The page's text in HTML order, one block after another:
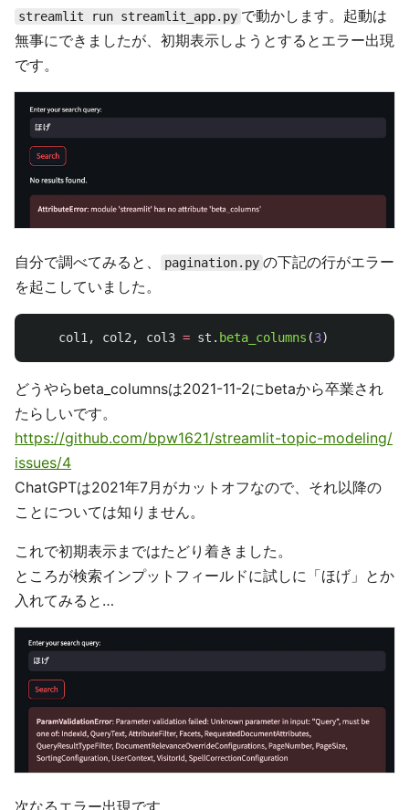
streamlit run streamlit_app.py で動かします。起動は
無事にできましたが、初期表示しようとするとエラー出現
です。
自分で調べてみると、 pagination.py の下記の行がエラー
を起こしていました。
col1 , col2 , col3 = st . beta_columns (3)
どうやらbeta_columnsは2021-11-2にbetaから卒業され
たらしいです。
https://github.com/bpw1621/streamlit-topic-modeling/
issues/4
ChatGPTは2021年7月がカットオフなので、それ以降の
ことについては知りません。
これで初期表示まではたどり着きました。
ところが検索インプットフィールドに試しに「ほげ」とか
入れてみると…
次なるエラー出現です。